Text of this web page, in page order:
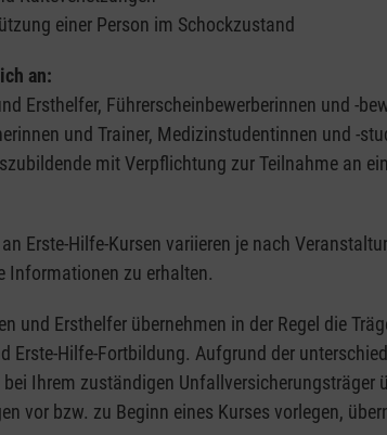
einer Person im Schockzustand
an:
Ersthelfer, Führerscheinbewerberinnen und -
und Trainer, Medizinstudentinnen und -
mit Verpflichtung zur Teilnahme an
Erste-Hilfe-Kursen variieren je nach
Informationen zu erhalten.
und Ersthelfer übernehmen in der Regel die
Erste-Hilfe-Fortbildung. Aufgrund der
Ihrem zuständigen Unfallversicherungsträger
vor bzw. zu Beginn eines Kurses vorlegen,